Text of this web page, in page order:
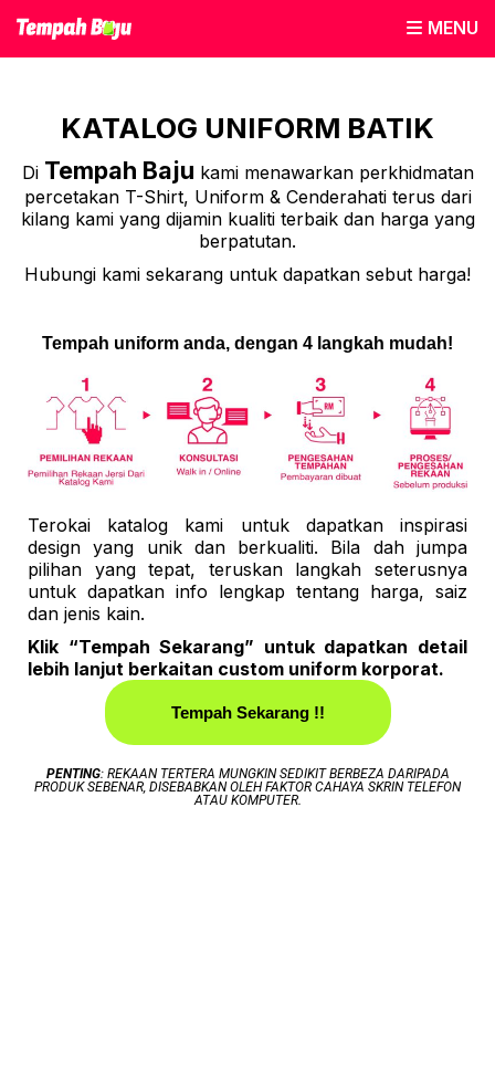
MENU
KATALOG UNIFORM BATIK
Di Tempah Baju kami menawarkan perkhidmatan
percetakan T-Shirt, Uniform & Cenderahati terus dari
kilang kami yang dijamin kualiti terbaik dan harga yang
berpatutan.
Hubungi kami sekarang untuk dapatkan sebut harga!
Tempah uniform anda, dengan 4 langkah mudah!
Terokai katalog kami untuk dapatkan inspirasi
design yang unik dan berkualiti. Bila dah jumpa
pilihan yang tepat, teruskan langkah seterusnya
untuk dapatkan info lengkap tentang harga, saiz
dan jenis kain.
Klik “Tempah Sekarang” untuk dapatkan detail
lebih lanjut berkaitan custom uniform korporat.
Tempah Sekarang !!
PENTING: REKAAN TERTERA MUNGKIN SEDIKIT BERBEZA DARIPADA
PRODUK SEBENAR, DISEBABKAN OLEH FAKTOR CAHAYA SKRIN TELEFON
ATAU KOMPUTER.